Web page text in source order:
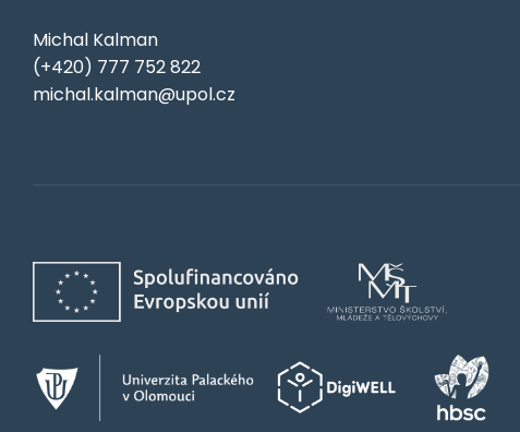
Michal Kalman
(+420) 777 752 822
michal.kalman@upol.cz